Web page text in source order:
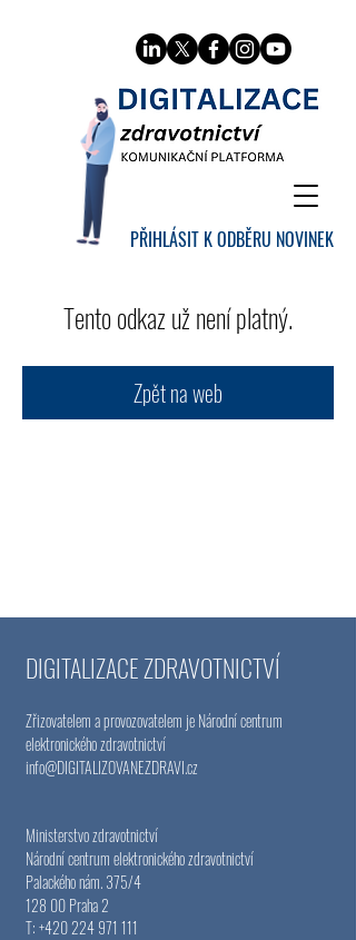
PŘIHLÁSIT K ODBĚRU NOVINEK
Tento odkaz už není platný.
Zpět na web
DIGITALIZACE ZDRAVOTNICTVÍ
Zřizovatelem a provozovatelem je Národní centrum
elektronického zdravotnictví
info@DIGITALIZOVANEZDRAVI.cz
Ministerstvo zdravotnictví
Národní centrum elektronického zdravotnictví
Palackého nám. 375/4
128 00 Praha 2
T:+420 224 971 111